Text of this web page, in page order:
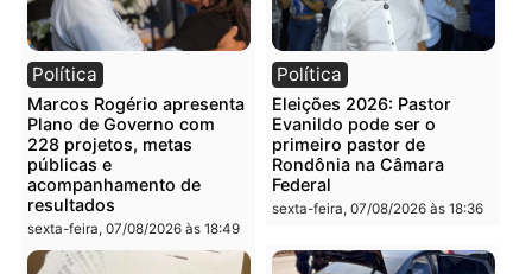
Você também vai querer ler...
Política Política